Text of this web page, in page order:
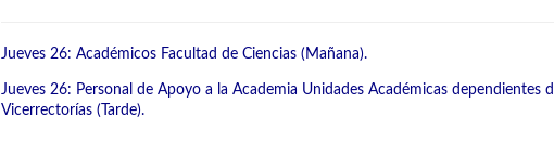
Jueves 26: Académicos Facultad de Ciencias (Mañana).
Jueves 26: Personal de Apoyo a la Academia Unidades Académicas dependientes
Vicerrectorías (Tarde).